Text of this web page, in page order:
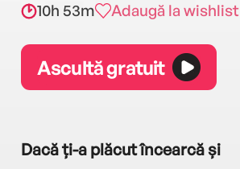
10h 53m Adaugă la wishlist
Ascultă gratuit
Dacă ți-a plăcut încearcă și